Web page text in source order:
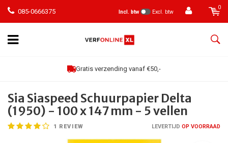
085-0666375 Incl. btw Excl. btw
0
Gratis verzending vanaf €50,-
Sia Siaspeed Schuurpapier Delta
(1950) - 100 x 147 mm - 5 vellen
1 REVIEW LEVERTIJD OP VOORRAAD